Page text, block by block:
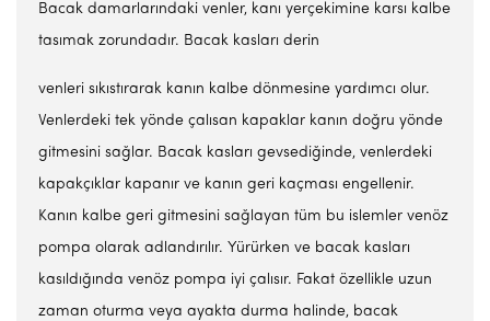
Bacak damarlarındaki venler, kanı yerçekimine karsı kalbe
tasımak zorundadır. Bacak kasları derin
venleri sıkıstırarak kanın kalbe dönmesine yardımcı olur.
Venlerdeki tek yönde çalısan kapaklar kanın doğru yönde
gitmesini sağlar. Bacak kasları gevsediğinde, venlerdeki
kapakçıklar kapanır ve kanın geri kaçması engellenir.
Kanın kalbe geri gitmesini sağlayan tüm bu islemler venöz
pompa olarak adlandırılır. Yürürken ve bacak kasları
kasıldığında venöz pompa iyi çalısır. Fakat özellikle uzun
zaman oturma veya ayakta durma halinde, bacak